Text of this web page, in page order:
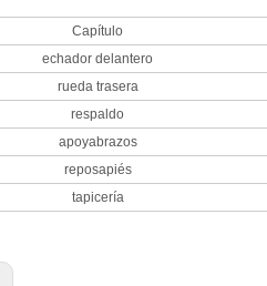
Capítulo
echador delantero
rueda trasera
respaldo
apoyabrazos
reposapiés
tapicería